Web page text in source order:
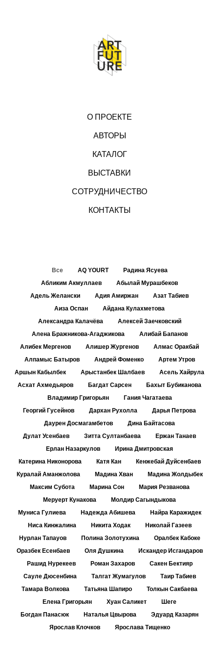
О ПРОЕКТЕ
АВТОРЫ
КАТАЛОГ
ВЫСТАВКИ
СОТРУДНИЧЕСТВО
КОНТАКТЫ
Все AQ YOURT
Радина Ясуева
Абликим Акмуллаев
Абылай Мурашбеков
Адель Желански
Адия Амиржан
Азат Табиев
Аиза Оспан
Айдана Кулахметова
Александра Калачёва
Алексей Заечковский
Алена Бражникова-Агаджикова
Алибай Бапанов
Алибек Мергенов
Алишер Жургенов
Алмас Оракбай
Алпамыс Батыров
Андрей Фоменко
Артем Утров
Аршын Кабылбек
Арыстанбек Шалбаев
Асель Хайрула
Асхат Ахмедьяров
Багдат Сарсен
Бахыт Бубиканова
Владимир Григорьян
Гания Чагатаева
Георгий Гусейнов
Дархан Рухолла
Дарья Петрова
Даурен Досмагамбетов
Дина Байтасова
Дулат Усенбаев
Зитта Султанбаева
Ержан Танаев
Ерлан Назаркулов
Ирина Дмитровская
Катерина Никонорова
Катя Кан
Кенжебай Дуйсенбаев
Куралай Аманжолова
Мадина Хван
Мадина Жолдыбек
Максим Субота
Марина Сон
Мария Резванова
Меруерт Кунакова
Молдир Сагындыкова
Муниса Гулиева
Надежда Абишева
Найра Каражидек
Ниса Кинжалина
Никита Ходак
Николай Газеев
Нурлан Тапауов
Полина Золотухина
Оралбек Кабоке
Оразбек Есенбаев
Оля Душкина
Искандер Исгандаров
Рашид Нурекеев
Роман Захаров
Сакен Бектияр
Сауле Дюсенбина
Талгат Жумагулов
Таир Табиев
Тамара Волкова
Татьяна Шапиро
Толкын Сакбаева
Елена Григорьян
Хуан Саликет
Шеге
Богдан Панасюк
Наталья Цвырова
Эдуард Казарян
Ярослав Клочков
Ярослава Тищенко